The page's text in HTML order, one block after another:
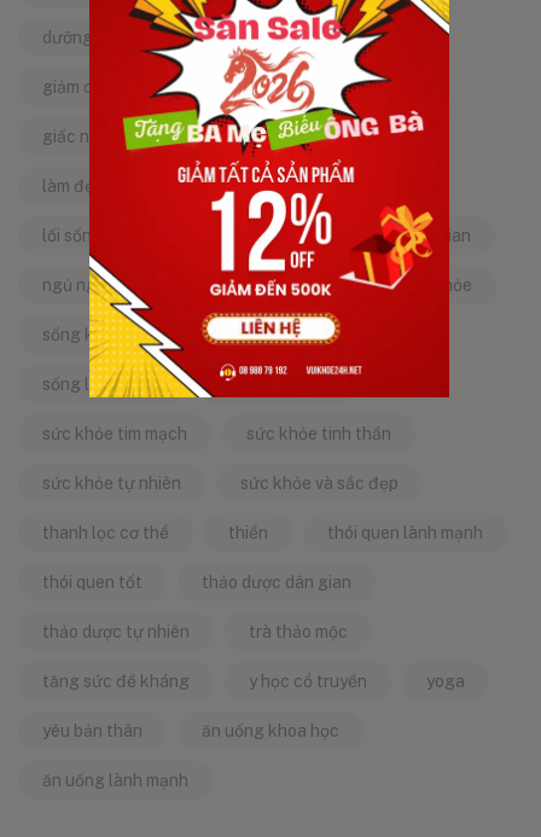
dưỡng da tự nhiên dưỡng sinh
giảm căng thẳng giảm stress
giấc ngủ ngon kinh nghiệm dân gian
làm đẹp từ bên trong làm đẹp tự nhiên
lối sống lành mạnh mật ong mẹo dân gian
ngủ ngon năng lượng tích cực sống khỏe
sống khỏe mỗi ngày sống khỏe đẹp
sống lành mạnh sống tích cực
sức khỏe tim mạch sức khỏe tinh thần
sức khỏe tự nhiên sức khỏe và sắc đẹp
thanh lọc cơ thể thiền thói quen lành mạnh
thói quen tốt thảo dược dân gian
thảo dược tự nhiên trà thảo mộc
tăng sức đề kháng y học cổ truyền yoga
yêu bản thân ăn uống khoa học
ăn uống lành mạnh